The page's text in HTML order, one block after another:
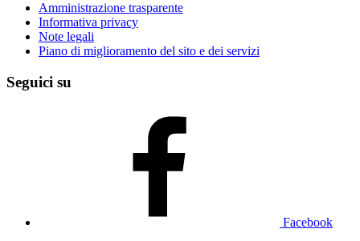
Amministrazione trasparente
Informativa privacy
Note legali
Piano di miglioramento del sito e dei servizi
Seguici su
Facebook